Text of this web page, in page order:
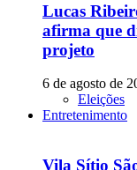
Lucas
afirma que
projeto
6 de agosto de
Eleições
Entretenimento
Vila Sítio